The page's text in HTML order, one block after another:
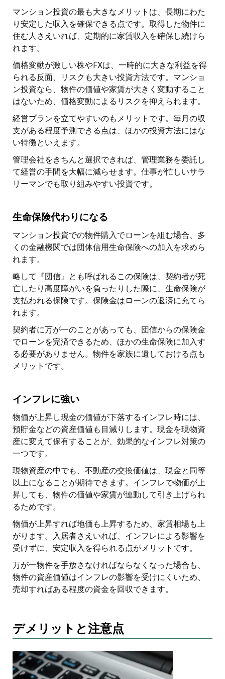
マンション投資の最も大きなメリットは、長期にわた
り安定した収入を確保できる点です。取得した物件に
住む人さえいれば、定期的に家賃収入を確保し続けら
れます。
価格変動が激しい株やFXは、一時的に大きな利益を得
られる反面、リスクも大きい投資方法です。マンショ
ン投資なら、物件の価値や家賃が大きく変動すること
はないため、価格変動によるリスクを抑えられます。
経営プランを立てやすいのもメリットです。毎月の収
支がある程度予測できる点は、ほかの投資方法にはな
い特徴といえます。
管理会社をきちんと選択できれば、管理業務を委託し
て経営の手間を大幅に減らせます。仕事が忙しいサラ
リーマンでも取り組みやすい投資です。
生命保険代わりになる
マンション投資での物件購入でローンを組む場合、多
くの金融機関では団体信用生命保険への加入を求めら
れます。
略して『団信』とも呼ばれるこの保険は、契約者が死
亡したり高度障がいを負ったりした際に、生命保険が
支払われる保険です。保険金はローンの返済に充てら
れます。
契約者に万が一のことがあっても、団信からの保険金
でローンを完済できるため、ほかの生命保険に加入す
る必要がありません。物件を家族に遺しておける点も
メリットです。
インフレに強い
物価が上昇し現金の価値が下落するインフレ時には、
預貯金などの資産価値も目減りします。現金を現物資
産に変えて保有することが、効果的なインフレ対策の
一つです。
現物資産の中でも、不動産の交換価値は、現金と同等
以上になることが期待できます。インフレで物価が上
昇しても、物件の価値や家賃が連動して引き上げられ
るためです。
物価が上昇すれば地価も上昇するため、家賃相場も上
がります。入居者さえいれば、インフレによる影響を
受けずに、安定収入を得られる点がメリットです。
万が一物件を手放さなければならなくなった場合も、
物件の資産価値はインフレの影響を受けにくいため、
売却すればある程度の資金を回収できます。
デメリットと注意点